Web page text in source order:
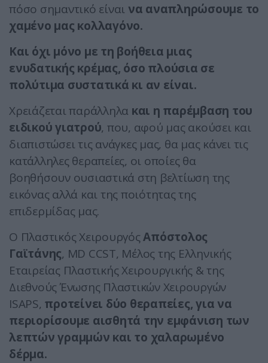
πόσο σημαντικό είναι να αναπληρώσουμε το
χαμένο μας κολλαγόνο.
Και όχι μόνο με τη βοήθεια μιας
ενυδατικής κρέμας, όσο πλούσια σε
πολύτιμα συστατικά κι αν είναι.
Χρειάζεται παράλληλα και η παρέμβαση του
ειδικού γιατρού, που, αφού μας ακούσει και
διαπιστώσει τις ανάγκες μας, θα μας κάνει τις
κατάλληλες θεραπείες, οι οποίες θα
βοηθήσουν ουσιαστικά στη βελτίωση της
εικόνας αλλά και της ποιότητας της
επιδερμίδας μας.
Ο Πλαστικός ΧειρουργόςΑπόστολος
Γαϊτάνης, MD CCST, Μέλος της Ελληνικής
Εταιρείας Πλαστικής Χειρουργικής & της
Διεθνούς Ένωσης Πλαστικών Χειρουργών
ISAPS, προτείνει δύο θεραπείες, για να
περιορίσουμε αισθητά την εμφάνιση των
λεπτών γραμμών και το χαλαρωμένο
δέρμα.